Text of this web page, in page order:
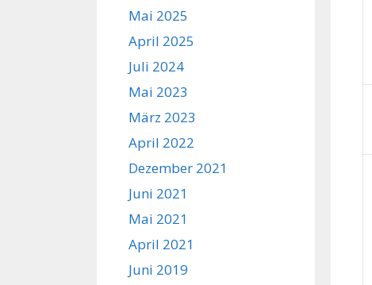
Mai 2025
April 2025
Juli 2024
Mai 2023
März 2023
April 2022
Dezember 2021
Juni 2021
Mai 2021
April 2021
Juni 2019